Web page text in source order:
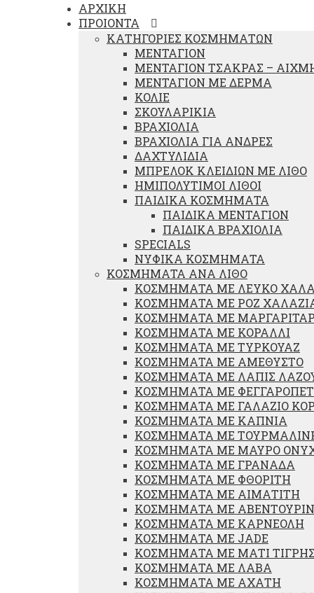
ΑΡΧΙΚΗ
ΠΡΟΙΟΝΤΑ
ΚΑΤΗΓΟΡΙΕΣ ΚΟΣΜΗΜΑΤΩΝ
ΜΕΝΤΑΓΙΟΝ
ΜΕΝΤΑΓΙΟΝ ΤΣΑΚΡΑΣ –
ΜΕΝΤΑΓΙΟΝ ΜΕ ΔΕΡΜΑ
ΚΟΛΙΕ
ΣΚΟΥΛΑΡΙΚΙΑ
ΒΡΑΧΙΟΛΙΑ
ΒΡΑΧΙΟΛΙΑ ΓΙΑ ΑΝΔΡΕΣ
ΔΑΧΤΥΛΙΔΙΑ
ΜΠΡΕΛΟΚ ΚΛΕΙΔΙΩΝ ΜΕ ΛΙΘΟ
ΗΜΙΠΟΛΥΤΙΜΟΙ ΛΙΘΟΙ
ΠΑΙΔΙΚΑ ΚΟΣΜΗΜΑΤΑ
ΠΑΙΔΙΚΑ ΜΕΝΤΑΓΙΟΝ
ΠΑΙΔΙΚΑ ΒΡΑΧΙΟΛΙΑ
SPECIALS
ΝΥΦΙΚΑ ΚΟΣΜΗΜΑΤΑ
ΚΟΣΜΗΜΑΤΑ ΑΝΑ ΛΙΘΟ
ΚΟΣΜΗΜΑΤΑ ΜΕ ΛΕΥΚΟ
ΚΟΣΜΗΜΑΤΑ ΜΕ ΡΟΖ
ΚΟΣΜΗΜΑΤΑ ΜΕ
ΚΟΣΜΗΜΑΤΑ ΜΕ ΚΟΡΑΛΛΙ
ΚΟΣΜΗΜΑΤΑ ΜΕ ΤΥΡΚΟΥΑΖ
ΚΟΣΜΗΜΑΤΑ ΜΕ ΑΜΕΘΥΣΤΟ
ΚΟΣΜΗΜΑΤΑ ΜΕ ΛΑΠΙΣ
ΚΟΣΜΗΜΑΤΑ ΜΕ
ΚΟΣΜΗΜΑΤΑ ΜΕ ΓΑΛΑΖΙΟ
ΚΟΣΜΗΜΑΤΑ ΜΕ ΚΑΠΝΙΑ
ΚΟΣΜΗΜΑΤΑ ΜΕ
ΚΟΣΜΗΜΑΤΑ ΜΕ ΜΑΥΡΟ
ΚΟΣΜΗΜΑΤΑ ΜΕ ΓΡΑΝΑΔΑ
ΚΟΣΜΗΜΑΤΑ ΜΕ ΦΘΟΡΙΤΗ
ΚΟΣΜΗΜΑΤΑ ΜΕ ΑΙΜΑΤΙΤΗ
ΚΟΣΜΗΜΑΤΑ ΜΕ
ΚΟΣΜΗΜΑΤΑ ΜΕ ΚΑΡΝΕΟΛΗ
ΚΟΣΜΗΜΑΤΑ ΜΕ JADE
ΚΟΣΜΗΜΑΤΑ ΜΕ ΜΑΤΙ ΤΙΓΡΗΣ
ΚΟΣΜΗΜΑΤΑ ΜΕ ΛΑΒΑ
ΚΟΣΜΗΜΑΤΑ ΜΕ ΑΧΑΤΗ